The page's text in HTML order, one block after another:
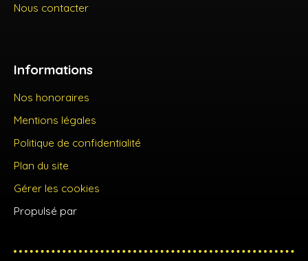
Nous contacter
Informations
Nos honoraires
Mentions légales
Politique de confidentialité
Plan du site
Gérer les cookies
Propulsé par